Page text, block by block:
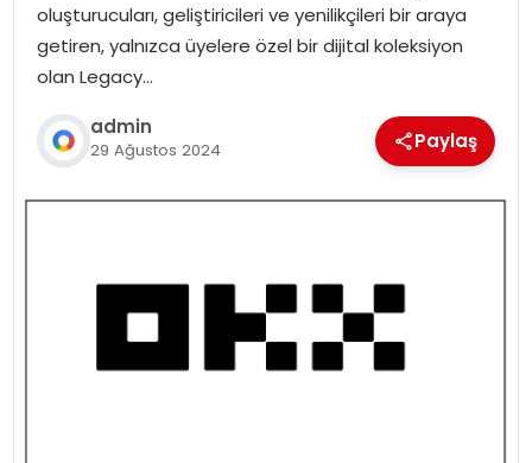
oluşturucuları, geliştiricileri ve yenilikçileri bir araya
getiren, yalnızca üyelere özel bir dijital koleksiyon
olan Legacy…
admin
29 Ağustos 2024 Paylaş